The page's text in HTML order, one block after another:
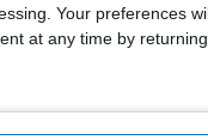
Your preferences
at any time by